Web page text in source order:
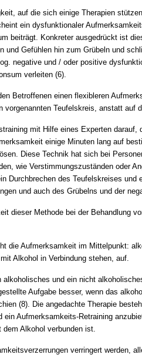
auf die sich einige Therapien
ein dysfunktionaler
beiträgt. Konkreter ausgedrückt ist
und Gefühlen hin zum Grübeln und
negative und / oder positive
verleiten (6).
Betroffenen einen flexibleren
Teufelskreis, anstatt auf
mit Hilfe eines Experten darauf,
einige Minuten lang auf
Diese Technik hat sich bei
wie Verstimmungszuständen oder
Durchbrechen des Teufelskreises und
und auch des Grübelns und der
dieser Methode bei der Behandlung
die Aufmerksamkeit im Mittelpunkt:
Alkohol in Verbindung stehen, auf.
und ein nicht
Aufgabe besser, wenn das
(8). Die angedachte Therapie
Aufmerksamkeits-Retraining
dem Alkohol verbunden ist.
verringert werden,